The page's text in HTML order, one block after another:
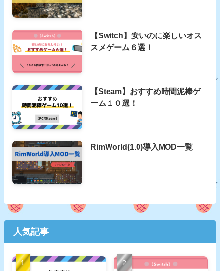
【Switch】安いのに楽しいオス
スメゲーム６選！
【Steam】おすすめ時間泥棒ゲ
ーム１０選！
RimWorld(1.0)導入MOD一覧
人気記事